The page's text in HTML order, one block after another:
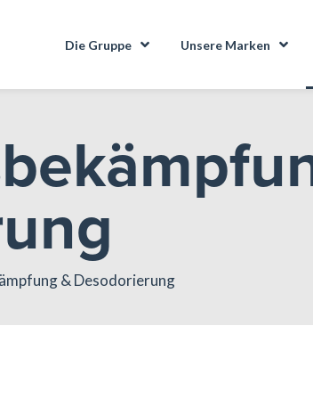
Die Gruppe Unsere Marken
& Desodorierung